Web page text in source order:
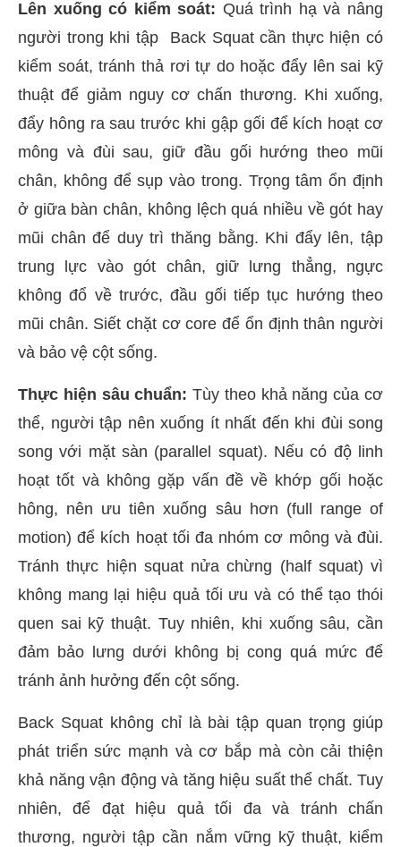
Lên xuống có kiểm soát: Quá trình hạ và nâng
người trong khi tập Back Squat cần thực hiện có
kiểm soát, tránh thả rơi tự do hoặc đẩy lên sai kỹ
thuật để giảm nguy cơ chấn thương. Khi xuống,
đẩy hông ra sau trước khi gập gối để kích hoạt cơ
mông và đùi sau, giữ đầu gối hướng theo mũi
chân, không để sụp vào trong. Trọng tâm ổn định
ở giữa bàn chân, không lệch quá nhiều về gót hay
mũi chân để duy trì thăng bằng. Khi đẩy lên, tập
trung lực vào gót chân, giữ lưng thẳng, ngực
không đổ về trước, đầu gối tiếp tục hướng theo
mũi chân. Siết chặt cơ core để ổn định thân người
và bảo vệ cột sống.
Thực hiện sâu chuẩn:Tùy theo khả năng của cơ
thể, người tập nên xuống ít nhất đến khi đùi song
song với mặt sàn (parallel squat). Nếu có độ linh
hoạt tốt và không gặp vấn đề về khớp gối hoặc
hông, nên ưu tiên xuống sâu hơn (full range of
motion) để kích hoạt tối đa nhóm cơ mông và đùi.
Tránh thực hiện squat nửa chừng (half squat) vì
không mang lại hiệu quả tối ưu và có thể tạo thói
quen sai kỹ thuật. Tuy nhiên, khi xuống sâu, cần
đảm bảo lưng dưới không bị cong quá mức để
tránh ảnh hưởng đến cột sống.
Back Squat không chỉ là bài tập quan trọng giúp
phát triển sức mạnh và cơ bắp mà còn cải thiện
khả năng vận động và tăng hiệu suất thể chất. Tuy
nhiên, để đạt hiệu quả tối đa và tránh chấn
thương, người tập cần nắm vững kỹ thuật, kiểm